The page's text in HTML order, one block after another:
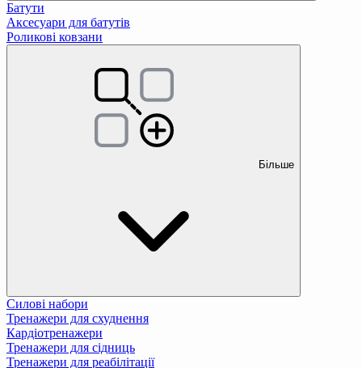
Батути
Аксесуари для батутів
Роликові ковзани
Більше
Силові набори
Тренажери для схуднення
Кардіотренажери
Тренажери для сідниць
Тренажери для реабілітації